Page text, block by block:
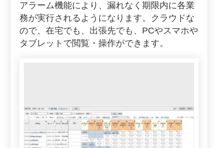
アラーム機能により、漏れなく期限内に各業
務が実行されるようになります。クラウドな
ので、在宅でも、出張先でも、PCやスマホや
タブレットで閲覧・操作ができます。